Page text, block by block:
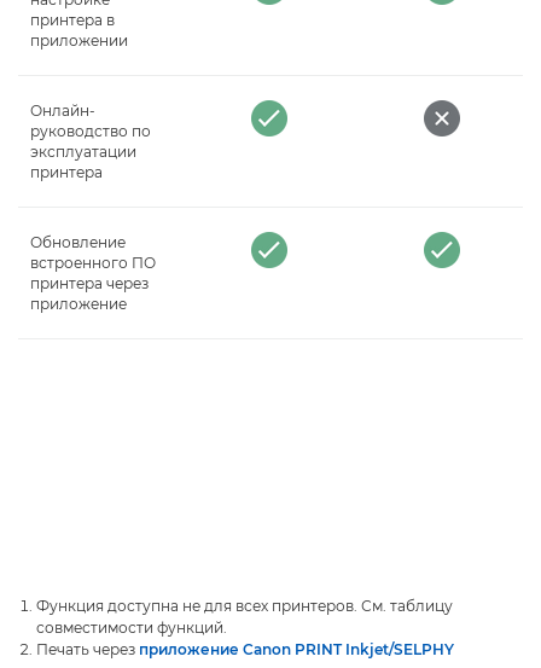
принтера в
приложении
Онлайн-
руководство по
эксплуатации
принтера
Обновление
встроенного ПО
принтера через
приложение
Функция доступна не для всех принтеров. См. таблицу
совместимости функций.
Печать через приложение Canon PRINT Inkjet/SELPHY